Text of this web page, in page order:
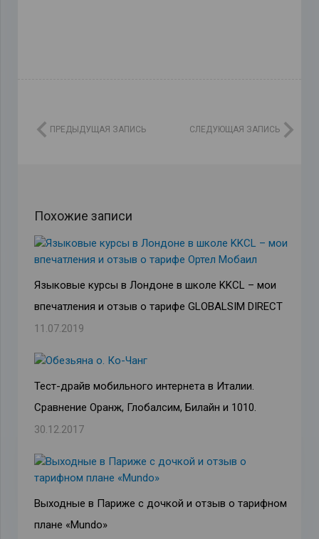
ПРЕДЫДУЩАЯ ЗАПИСЬ СЛЕДУЮЩАЯ ЗАПИСЬ
Похожие записи
Языковые курсы в Лондоне в школе KKCL – мои
впечатления и отзыв о тарифе GLOBALSIM DIRECT
11.07.2019
Тест-драйв мобильного интернета в Италии.
Сравнение Оранж, Глобалсим, Билайн и 1010.
30.12.2017
Выходные в Париже с дочкой и отзыв о тарифном
плане «Mundo»